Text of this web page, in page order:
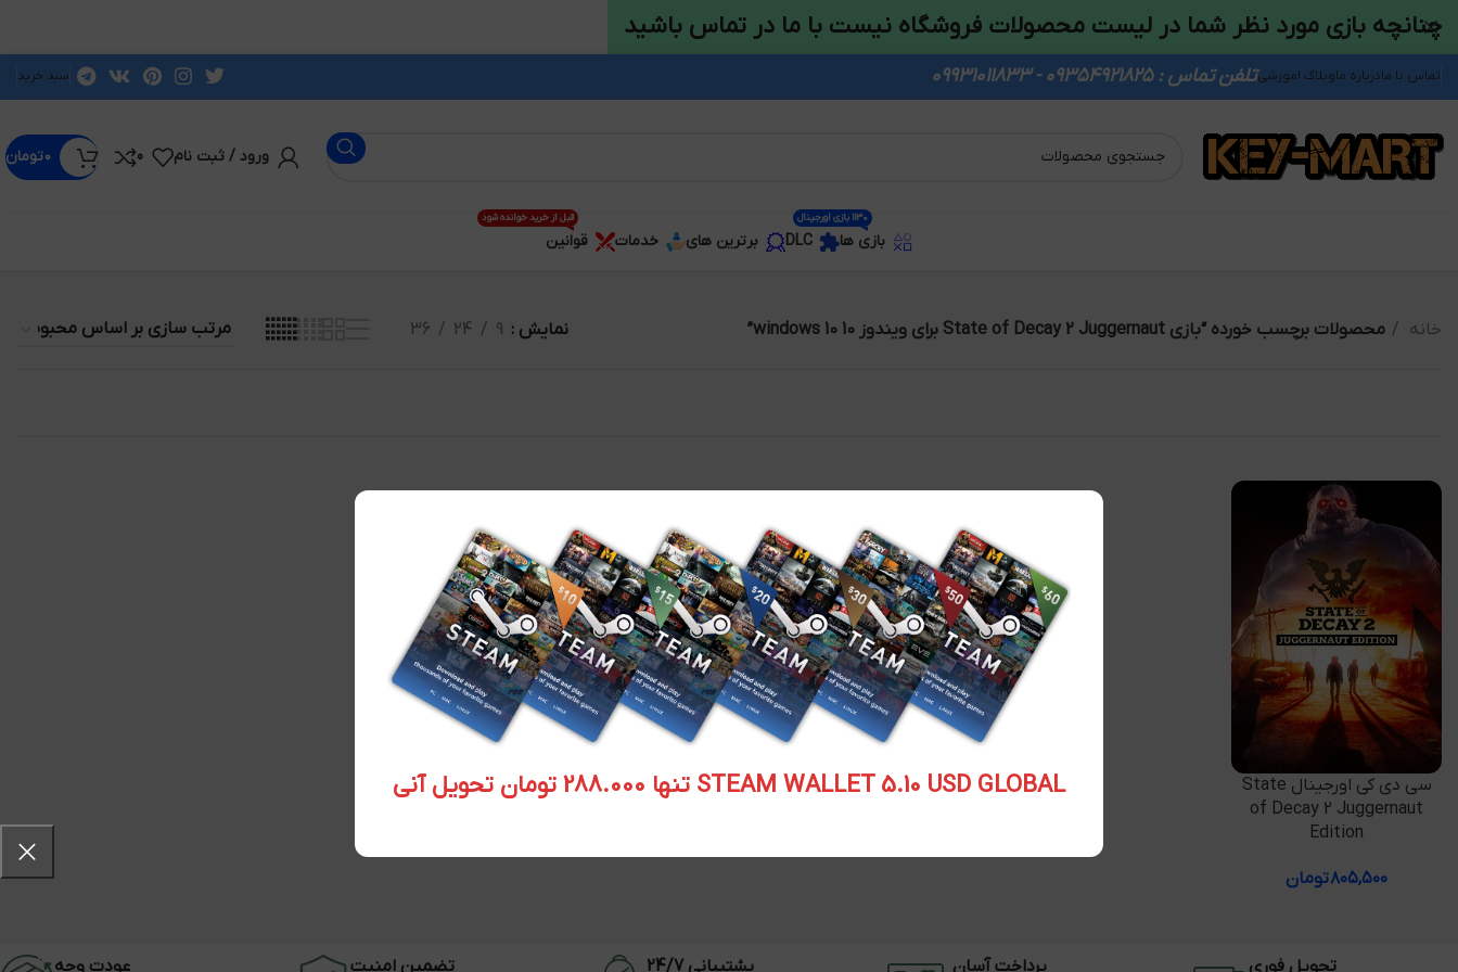
STEAM WALLET 5.10 USD GLOBAL تنها 288.000 تومان تحویل آنی
تماس با مادرباره ماوبلاگ اموزشیتلفن تماس : 09354921825 - 09931011833 سبد خرید
ورود / ثبت نام 0 ۰تومان
بازی ها
1130 بازی اورجینال
DLC برترین های خدمات قوانین
قبل از خرید خوانده شود
خانه محصولات برچسب خورده “بازی State of Decay 2 Juggernaut برای ویندوز 10 windows 10” نمایش 9
24
36
افزودن به سبد خرید
سی دی کی اورجینال State
of Decay 2 Juggernaut
Edition
۸۰۵,۵۰۰تومان
تحویل فوری پرداخت آسان پشتیبانی 24/7 تضمین امنیت عودت وجه
چنانچه بازی مورد نظر شما در لیست محصولات فروشگاه نیست با ما در تماس باشید